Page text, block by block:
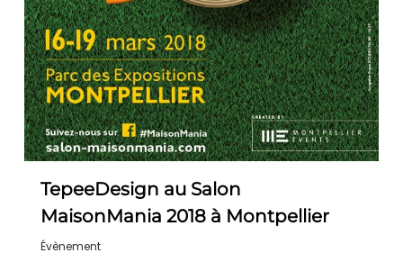
TepeeDesign au Salon
MaisonMania 2018 à Montpellier
Évènement